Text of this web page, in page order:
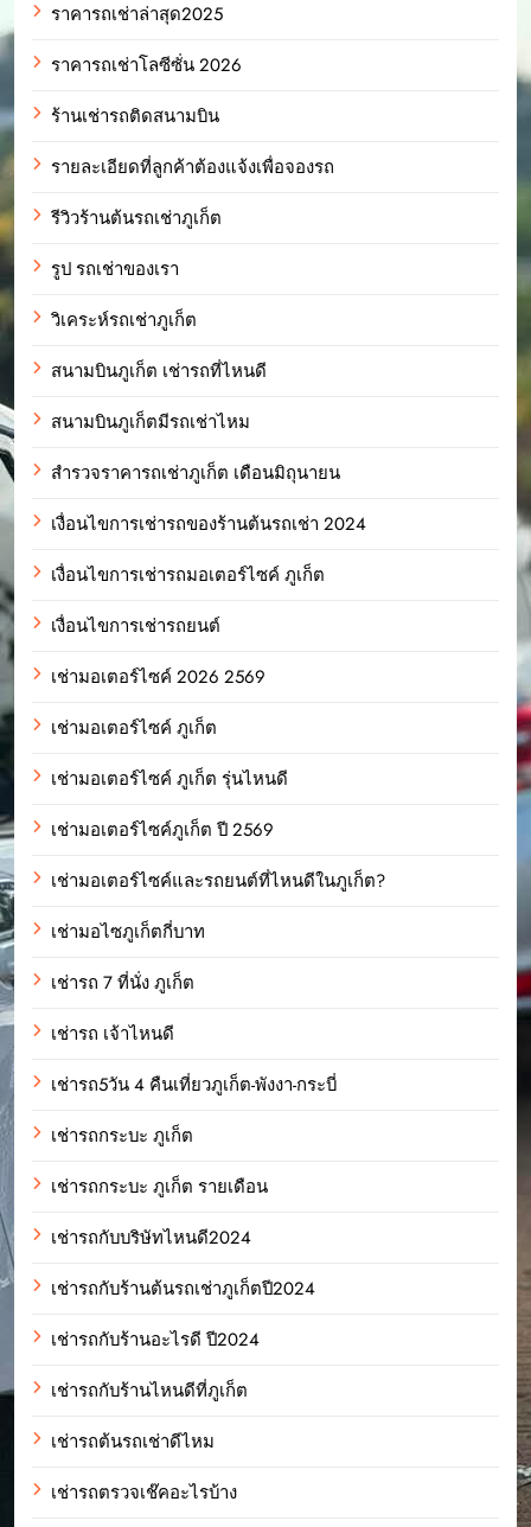
ราคารถเช่าล่าสุด2025
ราคารถเช่าโลซีซั่น 2026
ร้านเช่ารถติดสนามบิน
รายละเอียดที่ลูกค้าต้องแจ้งเพื่อจองรถ
รีวิวร้านต้นรถเช่าภูเก็ต
รูป รถเช่าของเรา
วิเคระห์รถเช่าภูเก็ต
สนามบินภูเก็ต เช่ารถที่ไหนดี
สนามบินภูเก็ตมีรถเช่าไหม
สำรวจราคารถเช่าภูเก็ต เดือนมิถุนายน
เงื่อนไขการเช่ารถของร้านต้นรถเช่า 2024
เงื่อนไขการเช่ารถมอเตอร์ไซค์ ภูเก็ต
เงื่อนไขการเช่ารถยนต์
เช่ามอเตอร์ไซค์ 2026 2569
เช่ามอเตอร์ไซค์ ภูเก็ต
เช่ามอเตอร์ไซค์ ภูเก็ต รุ่นไหนดี
เช่ามอเตอร์ไซค์ภูเก็ต ปี 2569
เช่ามอเตอร์ไซค์และรถยนต์ที่ไหนดีในภูเก็ต?
เช่ามอไซภูเก็ตกี่บาท
เช่ารถ 7 ที่นั่ง ภูเก็ต
เช่ารถ เจ้าไหนดี
เช่ารถ5วัน 4 คืนเที่ยวภูเก็ต-พังงา-กระบี่
เช่ารถกระบะ ภูเก็ต
เช่ารถกระบะ ภูเก็ต รายเดือน
เช่ารถกับบริษัทไหนดี2024
เช่ารถกับร้านต้นรถเช่าภูเก็ตปี2024
เช่ารถกับร้านอะไรดี ปี2024
เช่ารถกับร้านไหนดีที่ภูเก็ต
เช่ารถต้นรถเช่าดีไหม
เช่ารถตรวจเช๊คอะไรบ้าง